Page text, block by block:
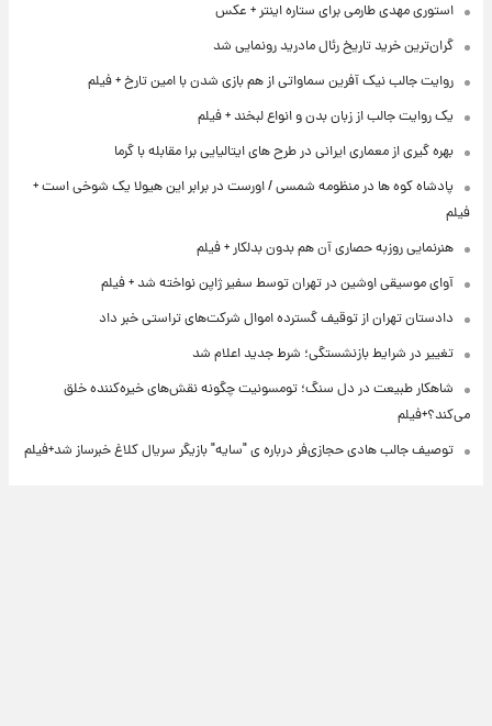
استوری مهدی طارمی برای ستاره اینتر + عکس
گران‌ترین خرید تاریخ رئال مادرید رونمایی شد
روایت جالب نیک آفرین سماواتی از هم بازی شدن با امین تارخ + فیلم
یک روایت جالب از زبان بدن و انواع لبخند + فیلم
بهره گیری از معماری ایرانی در طرح های ایتالیایی برا مقابله با گرما
پادشاه کوه ها در منظومه شمسی / اورست در برابر این هیولا یک شوخی است +
فیلم
هنرنمایی روزبه حصاری آن هم بدون بدلکار + فیلم
آوای موسیقی اوشین در تهران توسط سفیر ژاپن نواخته شد + فیلم
دادستان تهران از توقیف گسترده اموال شرکت‌های تراستی خبر داد
تغییر در شرایط بازنشستگی؛ شرط جدید اعلام شد
شاهکار طبیعت در دل سنگ؛ تومسونیت چگونه نقش‌های خیره‌کننده خلق
می‌کند؟+فیلم
توصیف جالب هادی حجازی‌فر درباره ی "سایه" بازیگر سریال کلاغ خبرساز شد+فیلم